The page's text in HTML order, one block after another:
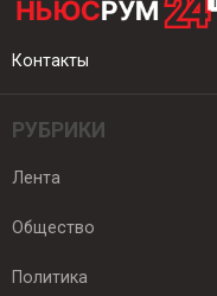
Контакты
РУБРИКИ
Лента
Общество
Политика